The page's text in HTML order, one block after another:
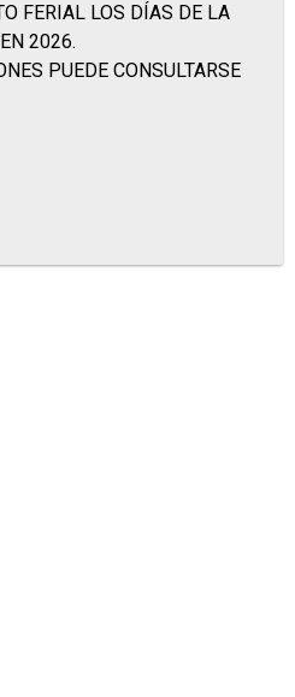
FERIAL LOS DÍAS DE LA
2026.
PUEDE CONSULTARSE